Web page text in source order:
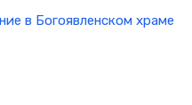
в Богоявленском храме